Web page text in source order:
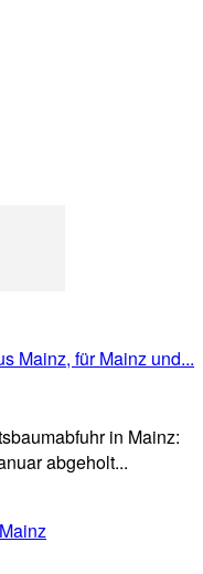
in Mainz:
abgeholt...